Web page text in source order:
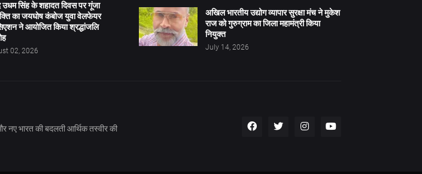
उधम सिंह के शहादत दिवस पर गूंजा
का जयघोष कंबोज युवा वेलफेयर
ने आयोजित किया श्रद्धांजलि
02, 2026
अखिल भारतीय उद्योग व्यापार सुरक्षा मंच ने मुकेश
राज को गुरुग्राम का जिला महामंत्री किया
नियुक्त
July 14, 2026
नए भारत की बदलती आर्थिक तस्वीर की